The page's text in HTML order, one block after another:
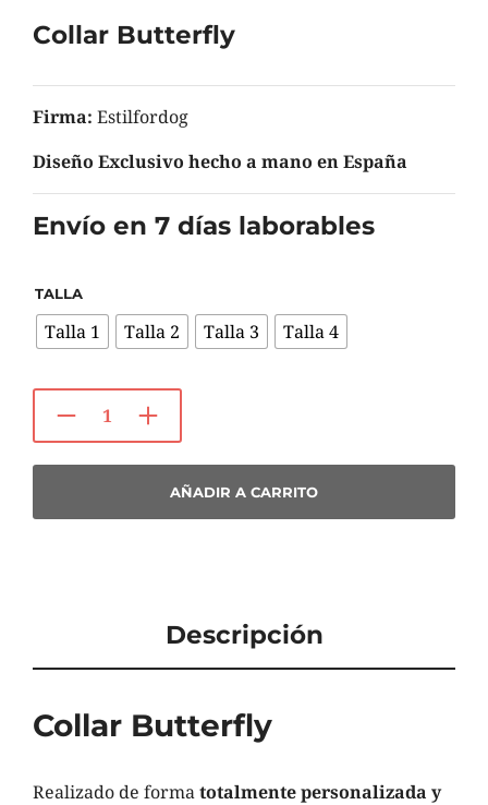
Collar Butterfly
Firma: Estilfordog
Diseño Exclusivo hecho a mano en España
Envío en 7 días laborables
TALLA
Talla 1 Talla 2 Talla 3 Talla 4
AÑADIR A CARRITO
Descripción
Collar Butterfly
Realizado de formatotalmente personalizada y